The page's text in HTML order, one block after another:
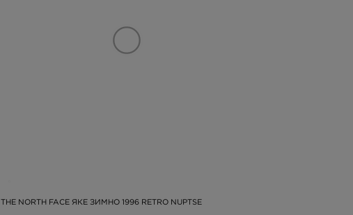
THE NORTH FACE ЯКЕ ЗИМНО 1996 RETRO NUPTSE